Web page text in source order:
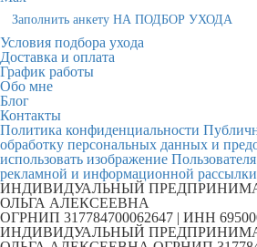
Заполнить анкету НА ПОДБОР УХОДА
Условия подбора ухода
Доставка и оплата
График работы
Обо мне
Блог
Контакты
Политика конфиденциальности
обработку персональных данных и
использовать изображение Пользователя
рекламной и информационной рассылки
ИНДИВИДУАЛЬНЫЙ
ОЛЬГА АЛЕКСЕЕВНА
ОГРНИП 317784700062647 | ИНН
ИНДИВИДУАЛЬНЫЙ